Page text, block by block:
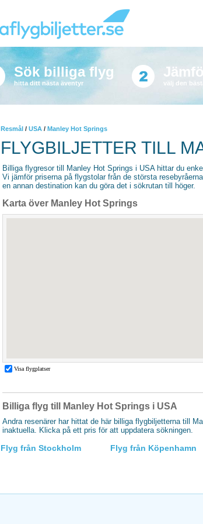
Sök billiga flyg
hitta ditt nästa äventyr välj den
Resmål / USA / Manley Hot Springs
FLYGBILJETTER TILL
Billiga flygresor till Manley Hot Springs i USA hittar du
Vi jämför priserna på flygstolar från de största
en annan destination kan du göra det i sökrutan till höger.
Karta över Manley Hot Springs
Billiga flyg till Manley Hot Springs i USA
Andra resenärer har hittat de här billiga flygbiljetterna till
inaktuella. Klicka på ett pris för att uppdatera sökningen.
Flyg från Stockholm Flyg från Köpenhamn